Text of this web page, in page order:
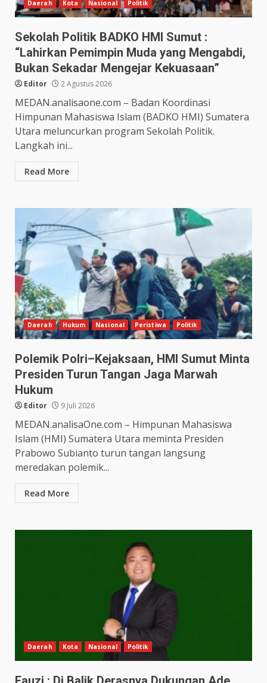
Daerah Kota Nasional Politik
Sekolah Politik BADKO HMI Sumut :
“Lahirkan Pemimpin Muda yang Mengabdi,
Bukan Sekadar Mengejar Kekuasaan”
Editor 2 Agustus 2026
MEDAN.analisaone.com – Badan Koordinasi
Himpunan Mahasiswa Islam (BADKO HMI) Sumatera
Utara meluncurkan program Sekolah Politik.
Langkah ini...
Read More
Daerah Hukum Nasional Peristiwa Politik
Polemik Polri–Kejaksaan, HMI Sumut Minta
Presiden Turun Tangan Jaga Marwah
Hukum
Editor 9 Juli 2026
MEDAN.analisaOne.com – Himpunan Mahasiswa
Islam (HMI) Sumatera Utara meminta Presiden
Prabowo Subianto turun tangan langsung
meredakan polemik...
Read More
Daerah Kota Nasional Politik